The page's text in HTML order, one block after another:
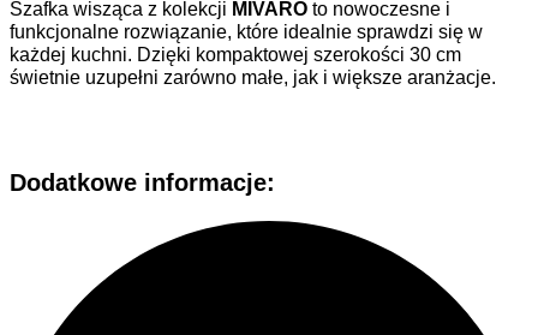
Szafka wisząca z kolekcji MIVARO to nowoczesne i
funkcjonalne rozwiązanie, które idealnie sprawdzi się w
każdej kuchni. Dzięki kompaktowej szerokości 30 cm
świetnie uzupełni zarówno małe, jak i większe aranżacje.
Dodatkowe informacje: